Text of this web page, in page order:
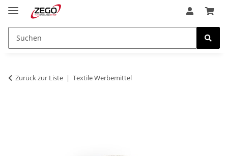
Zurück zur Liste Textile Werbemittel